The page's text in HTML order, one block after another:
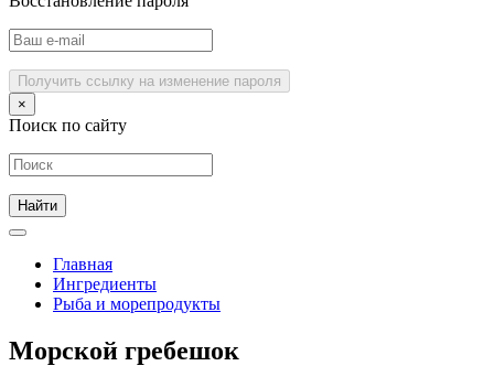
Получить ссылку на изменение пароля
×
Поиск по сайту
Главная
Ингредиенты
Рыба и морепродукты
Морской гребешок